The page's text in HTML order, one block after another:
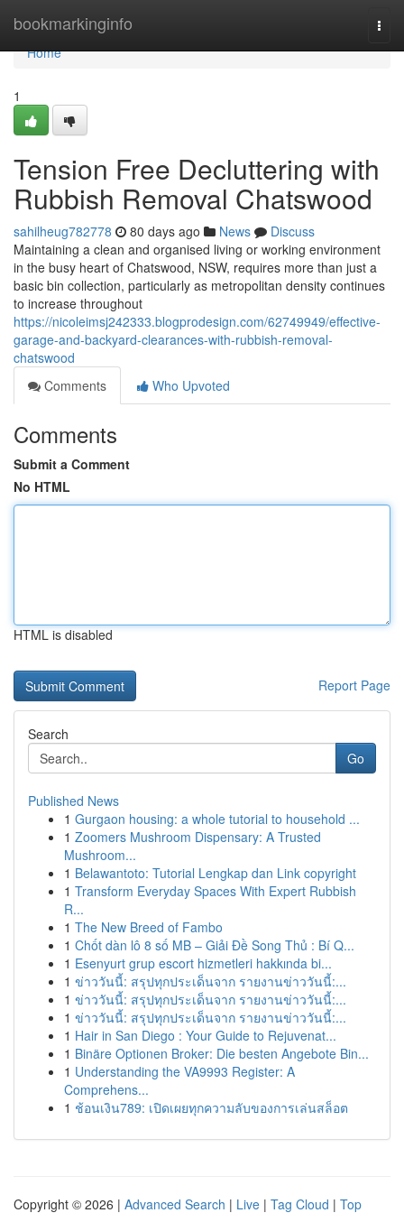
bookmarkinginfo
Home
Home
1
Tension Free Decluttering with
Rubbish Removal Chatswood
sahilheug782778 80 days ago News
Discuss
Maintaining a clean and organised living or working environment
in the busy heart of Chatswood, NSW, requires more than just a
basic bin collection, particularly as metropolitan density continues
to increase throughout
https://nicoleimsj242333.blogprodesign.com/62749949/effective-
garage-and-backyard-clearances-with-rubbish-removal-
chatswood
Comments
Who Upvoted
Comments
Submit a Comment
No HTML
HTML is disabled
Report Page
Search
Go
Published News
1 Gurgaon housing: a whole tutorial to household ...
1 Zoomers Mushroom Dispensary: A Trusted
Mushroom...
1 Belawantoto: Tutorial Lengkap dan Link copyright
1 Transform Everyday Spaces With Expert Rubbish
R...
1 The New Breed of Fambo
1 Chốt dàn lô 8 số MB – Giải Đề Song Thủ : Bí Q...
1 Esenyurt grup escort hizmetleri hakkında bi...
1 ข่าววันนี้: สรุปทุกประเด็นจาก รายงานข่าววันนี้:...
1 ข่าววันนี้: สรุปทุกประเด็นจาก รายงานข่าววันนี้:...
1 ข่าววันนี้: สรุปทุกประเด็นจาก รายงานข่าววันนี้:...
1 Hair in San Diego : Your Guide to Rejuvenat...
1 Binäre Optionen Broker: Die besten Angebote Bin...
1 Understanding the VA9993 Register: A
Comprehens...
1 ช้อนเงิน789: เปิดเผยทุกความลับของการเล่นสล็อต
Copyright © 2026 | Advanced Search | Live | Tag Cloud | Top